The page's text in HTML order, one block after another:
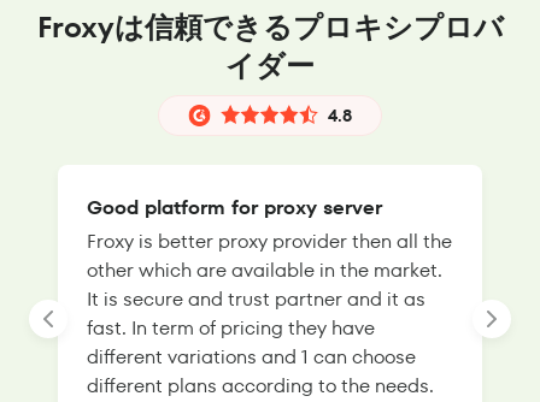
Froxyは信頼できるプロキシプロバ
イダー
4.8
Good platform for proxy server
Froxy is better proxy provider then all the
other which are available in the market.
It is secure and trust partner and it as
fast. In term of pricing they have
different variations and 1 can choose
different plans according to the needs.